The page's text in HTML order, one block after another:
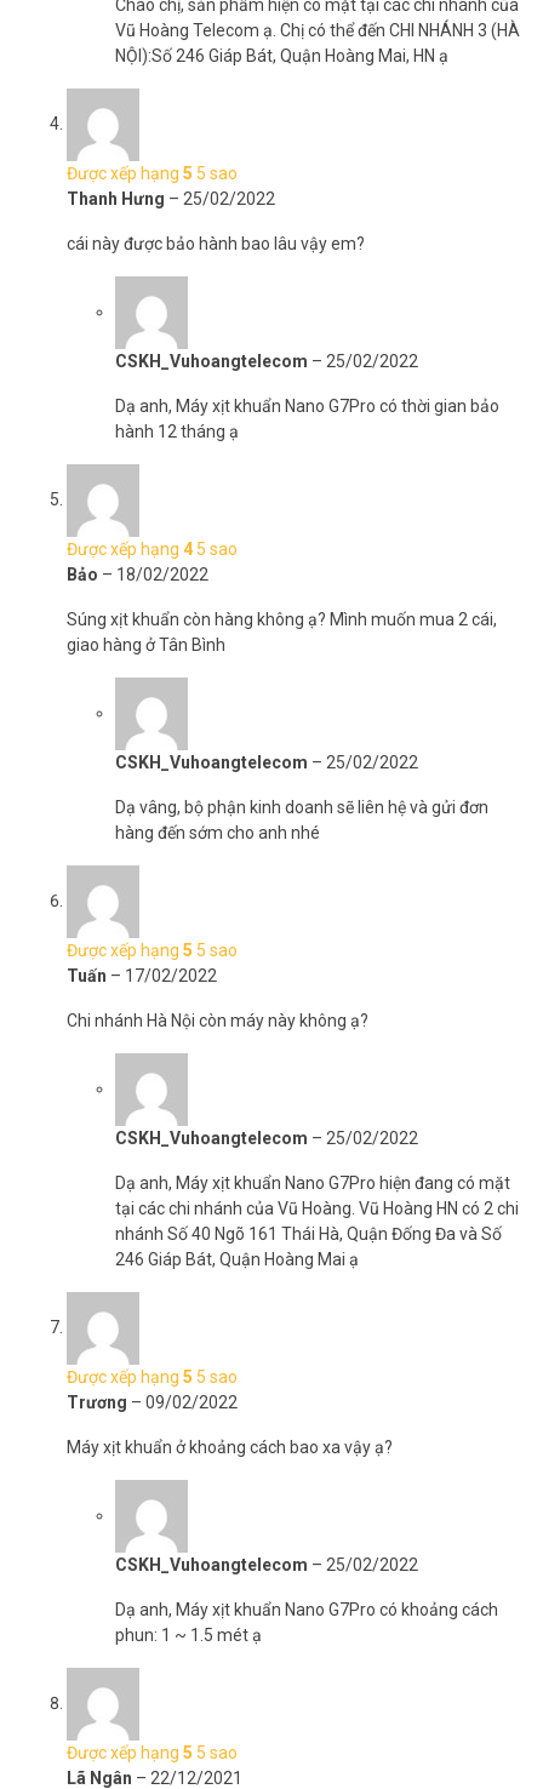
Bộ sản phẩm bao gồm:
– Súng phun x 1.
– Cáp Sạc x 1.
Video huống dẫn sử dụng máy xịt khuẩn Nano
G7Pro cầm tay nhỏ gọn
* Lưu ý: Hình ảnh sản phẩm chỉ có tính chất minh họa, chi tiết sản
phẩm, màu sắc có thể thay đổi tùy theo sản phẩm thực tế.
nhất hiện nay
Vũ Hoàng Telecom xin cảm ơn bạn đã ghé thăm Website Online
của công ty chúng tôi. Chúng tôi xin cam kết tất cả những sản
ích và sức khỏe của khách hàng lên hàng đầu. Đến đây, bạn sẽ
nhận được sản phẩm có chất lượng tốt, chế độ hậu mãi dài lâu
cùng giá thành phải chăng.
Mọi thông tin đặt hàng máy xịt khuẩn G7Pro xin vui lòng liên hệ
thông tin tạiFacebook Vuhoangtelecom nhé.
Chào chị, sản phẩm hiện có mặt tại các chi nhánh của
Vũ Hoàng Telecom ạ. Chị có thể đến CHI NHÁNH 3 (HÀ
NỘI):Số 246 Giáp Bát, Quận Hoàng Mai, HN ạ
Được xếp hạng 5 5 sao
Thanh Hưng – 25/02/2022
cái này được bảo hành bao lâu vậy em?
CSKH_Vuhoangtelecom – 25/02/2022
Dạ anh, Máy xịt khuẩn Nano G7Pro có thời gian bảo
hành 12 tháng ạ
Được xếp hạng 4 5 sao
Bảo – 18/02/2022
Súng xịt khuẩn còn hàng không ạ? Mình muốn mua 2 cái,
giao hàng ở Tân Bình
CSKH_Vuhoangtelecom – 25/02/2022
Dạ vâng, bộ phận kinh doanh sẽ liên hệ và gửi đơn
hàng đến sớm cho anh nhé
Được xếp hạng 5 5 sao
Tuấn – 17/02/2022
Chi nhánh Hà Nội còn máy này không ạ?
CSKH_Vuhoangtelecom – 25/02/2022
Dạ anh, Máy xịt khuẩn Nano G7Pro hiện đang có mặt
tại các chi nhánh của Vũ Hoàng. Vũ Hoàng HN có 2 chi
nhánh Số 40 Ngõ 161 Thái Hà, Quận Đống Đa và Số
246 Giáp Bát, Quận Hoàng Mai ạ
Được xếp hạng 5 5 sao
Trương – 09/02/2022
Máy xịt khuẩn ở khoảng cách bao xa vậy ạ?
CSKH_Vuhoangtelecom – 25/02/2022
Dạ anh, Máy xịt khuẩn Nano G7Pro có khoảng cách
phun: 1 ~ 1.5 mét ạ
Được xếp hạng 5 5 sao
Lã Ngân – 22/12/2021